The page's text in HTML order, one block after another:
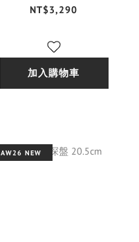
NT$3,290
加入購物車
AW26 NEW